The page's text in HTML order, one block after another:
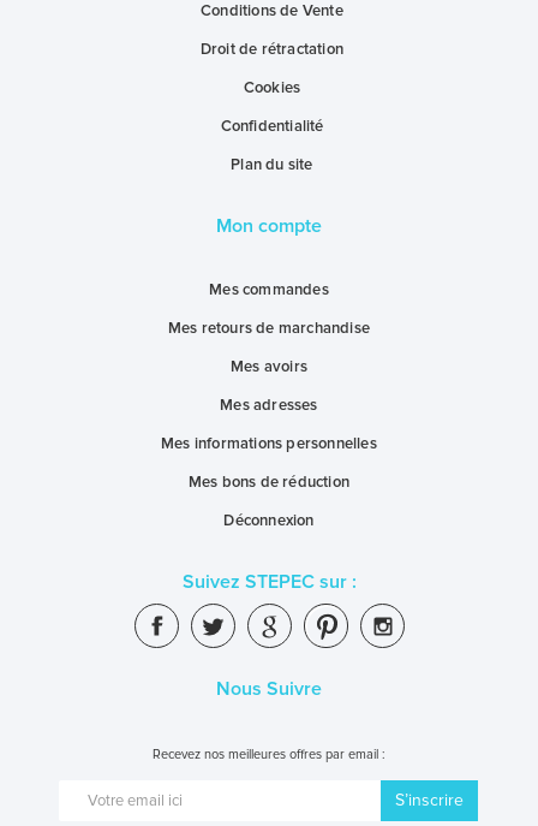
Conditions de Vente
Droit de rétractation
Cookies
Confidentialité
Plan du site
Mon compte
Mes commandes
Mes retours de marchandise
Mes avoirs
Mes adresses
Mes informations personnelles
Mes bons de réduction
Déconnexion
Suivez STEPEC sur :
Nous Suivre
Recevez nos meilleures offres par email :
S’inscrire